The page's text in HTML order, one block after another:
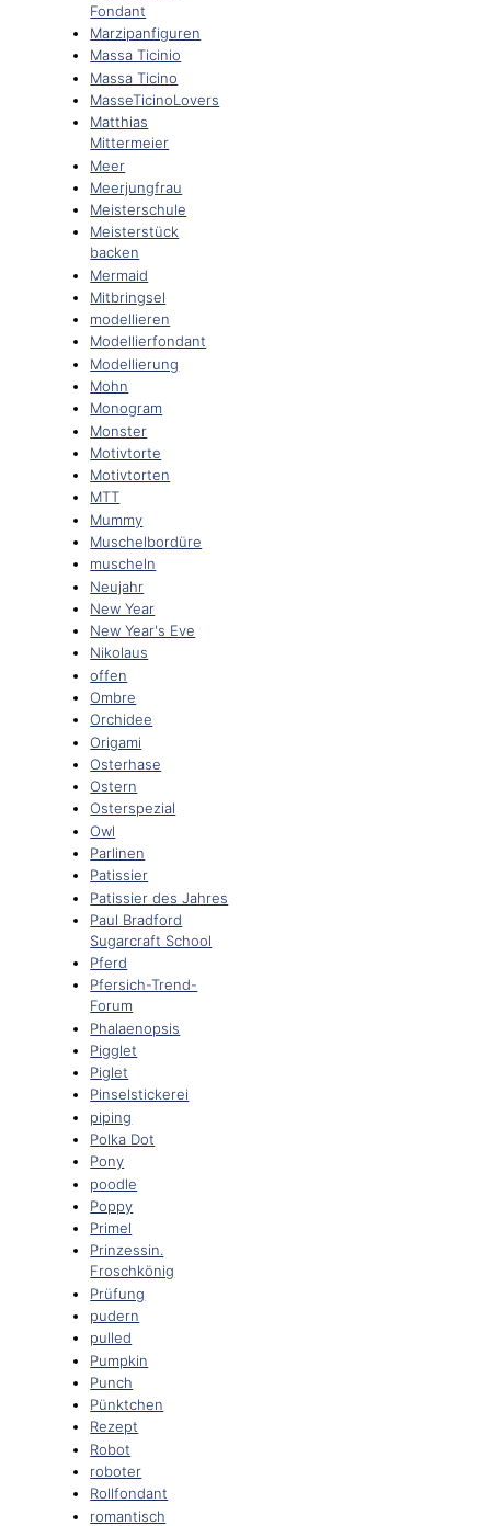
Fondant
Marzipanfiguren
Massa Ticinio
Massa Ticino
MasseTicinoLovers
Matthias
Mittermeier
Meer
Meerjungfrau
Meisterschule
Meisterstück
backen
Mermaid
Mitbringsel
modellieren
Modellierfondant
Modellierung
Mohn
Monogram
Monster
Motivtorte
Motivtorten
MTT
Mummy
Muschelbordüre
muscheln
Neujahr
New Year
New Year's Eve
Nikolaus
offen
Ombre
Orchidee
Origami
Osterhase
Ostern
Osterspezial
Owl
Parlinen
Patissier
Patissier des Jahres
Paul Bradford
Sugarcraft School
Pferd
Pfersich-Trend-
Forum
Phalaenopsis
Pigglet
Piglet
Pinselstickerei
piping
Polka Dot
Pony
poodle
Poppy
Primel
Prinzessin.
Froschkönig
Prüfung
pudern
pulled
Pumpkin
Punch
Pünktchen
Rezept
Robot
roboter
Rollfondant
romantisch